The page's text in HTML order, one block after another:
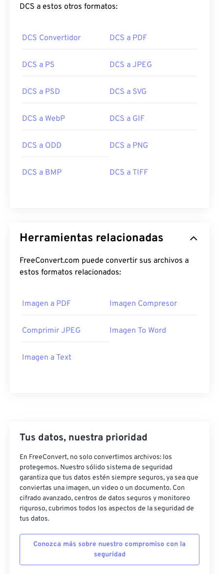
DCS a estos otros formatos:
DCS Convertidor DCS a PDF
DCS a PS DCS a JPEG
DCS a PSD DCS a SVG
DCS a WebP DCS a GIF
DCS a ODD DCS a PNG
DCS a BMP DCS a TIFF
Herramientas relacionadas
FreeConvert.com puede convertir sus archivos a
estos formatos relacionados:
Imagen a PDF Imagen Compresor
Comprimir JPEG Imagen To Word
Imagen a Text
Tus datos, nuestra prioridad
En FreeConvert, no solo convertimos archivos: los
protegemos. Nuestro sólido sistema de seguridad
garantiza que tus datos estén siempre seguros, ya sea que
conviertas una imagen, un video o un documento. Con
cifrado avanzado, centros de datos seguros y monitoreo
riguroso, cubrimos todos los aspectos de la seguridad de
tus datos.
Conozca más sobre nuestro compromiso con la
seguridad